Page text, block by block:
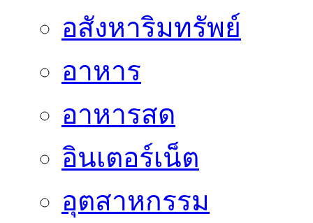
อสังหาริมทรัพย์
อาหาร
อาหารสด
อินเตอร์เน็ต
อุตสาหกรรม